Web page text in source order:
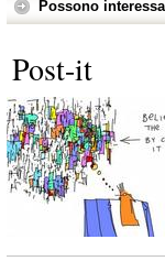
Possono
Post-it